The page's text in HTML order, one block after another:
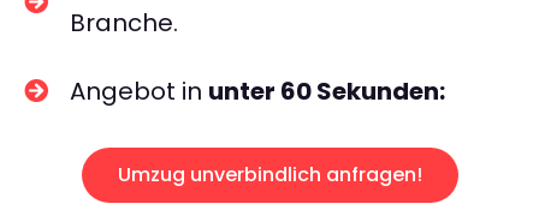
Branche.
Angebot in unter 60 Sekunden:
Umzug unverbindlich anfragen!